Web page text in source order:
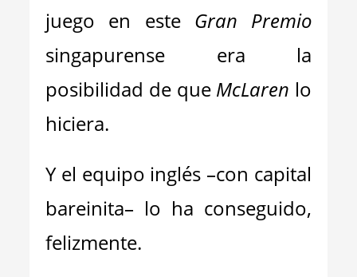
juego en este Gran Premio
singapurense era la
posibilidad de que McLaren lo
hiciera.
Y el equipo inglés –con capital
bareinita– lo ha conseguido,
felizmente.